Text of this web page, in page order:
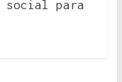
social para